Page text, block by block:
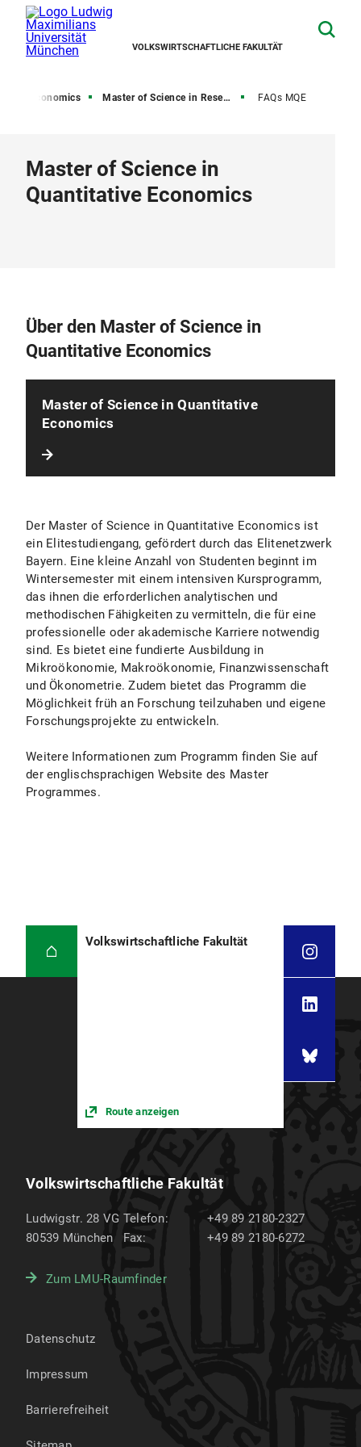
VOLKSWIRTSCHAFTLICHE FAKULTÄT
in Economics Master of Science in Research (MQE) FAQs MQE
Master of Science in
Quantitative Economics
Über den Master of Science in
Quantitative Economics
Master of Science in Quantitative
Economics
Der Master of Science in Quantitative Economics ist
ein Elitestudiengang, gefördert durch das Elitenetzwerk
Bayern. Eine kleine Anzahl von Studenten beginnt im
Wintersemester mit einem intensiven Kursprogramm,
das ihnen die erforderlichen analytischen und
methodischen Fähigkeiten zu vermitteln, die für eine
professionelle oder akademische Karriere notwendig
sind. Es bietet eine fundierte Ausbildung in
Mikroökonomie, Makroökonomie, Finanzwissenschaft
und Ökonometrie. Zudem bietet das Programm die
Möglichkeit früh an Forschung teilzuhaben und eigene
Forschungsprojekte zu entwickeln.
Weitere Informationen zum Programm finden Sie auf
der englischsprachigen Website des Master
Programmes.
Volkswirtschaftliche Fakultät
Route anzeigen
Volkswirtschaftliche Fakultät
Ludwigstr. 28 VG
80539 München
Telefon:
+49 89 2180-2327
Fax:
+49 89 2180-6272
Zum LMU-Raumfinder
Datenschutz
Impressum
Barrierefreiheit